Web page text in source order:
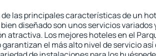
las principales características de un
diseñado son unos servicios variados
atractiva. Los mejores hoteles en el
garantizan el más alto nivel de servicio así